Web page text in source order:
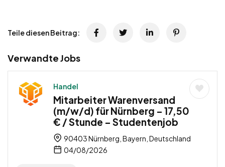
Teile diesen Beitrag:
Verwandte Jobs
Handel
Mitarbeiter Warenversand
(m/w/d) für Nürnberg – 17,50
€ / Stunde – Studentenjob
90403 Nürnberg, Bayern, Deutschland
04/08/2026